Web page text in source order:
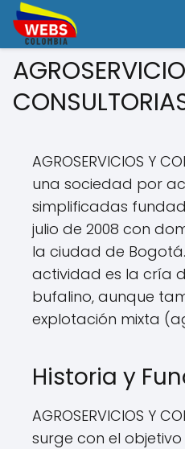
AGROSERVICIOS Y
una sociedad por
simplificadas
julio de 2008 con
la ciudad de
actividad es la cría
bufalino, aunque
explotación mixta
Historia y
AGROSERVICIOS Y
surge con el